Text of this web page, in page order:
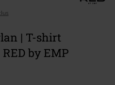
| T-shirt
by EMP